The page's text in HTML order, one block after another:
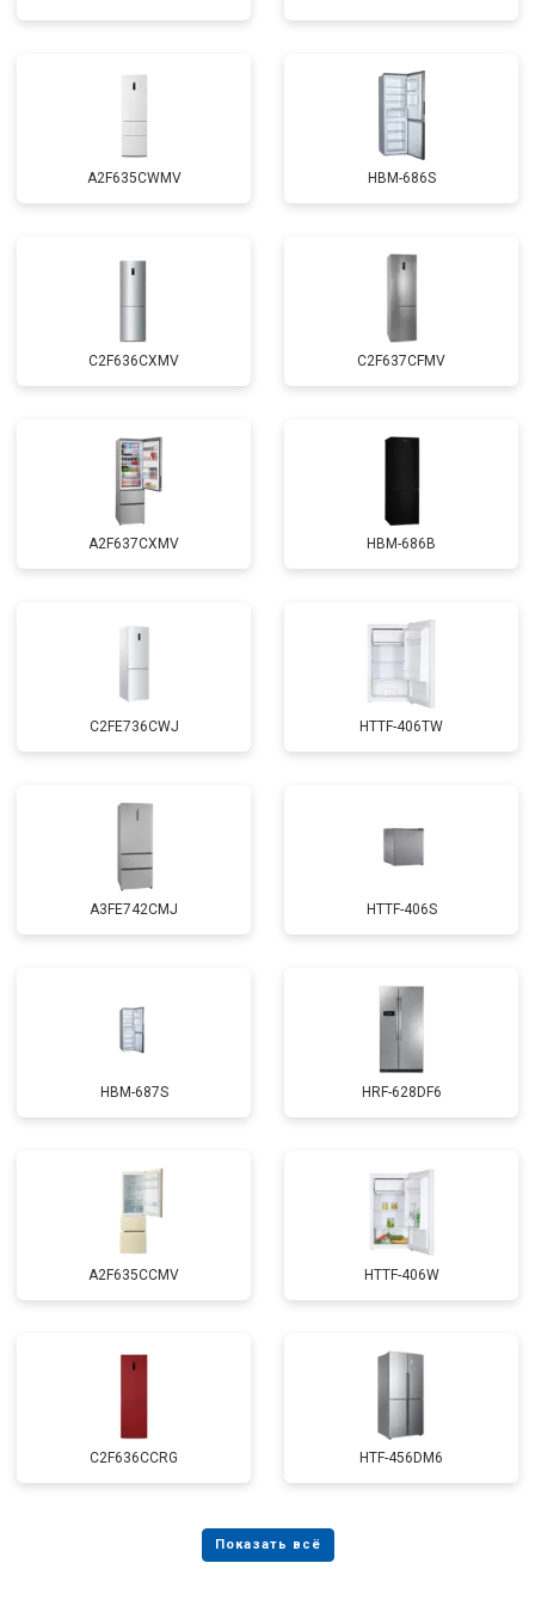
A2F635CWMV HBM-686S
C2F636CXMV C2F637CFMV
A2F637CXMV HBM-686B
C2FE736CWJ HTTF-406TW
A3FE742CMJ HTTF-406S
HBM-687S HRF-628DF6
A2F635CCMV HTTF-406W
C2F636CCRG HTF-456DM6